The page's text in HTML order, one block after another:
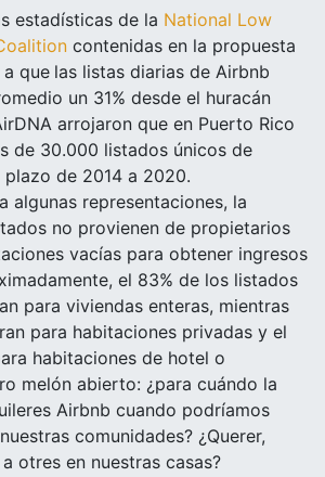
estadísticas de la National Low
contenidas en la propuesta
a que las listas diarias de Airbnb
un 31% desde el huracán
arrojaron que en Puerto Rico
de 30.000 listados únicos de
de 2014 a 2020.
algunas representaciones, la
no provienen de propietarios
vacías para obtener ingresos
el 83% de los listados
para viviendas enteras, mientras
para habitaciones privadas y el
habitaciones de hotel o
melón abierto: ¿para cuándo la
Airbnb cuando podríamos
comunidades? ¿Querer,
otres en nuestras casas?